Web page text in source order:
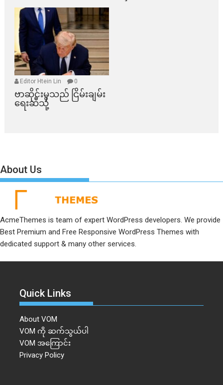
Editor Htein Lin 0
ဗာဆိုင်းမှသည် ငြိမ်းချမ်း
ရေးဆီသို့
About Us
AcmeThemes is team of expert WordPress developers. We provide
Best Premium and Free Responsive WordPress Themes with
dedicated support & many other services.
Quick Links
About VOM
VOM ကို ဆက်သွယ်ပါ
VOM အကြောင်း
Privacy Policy